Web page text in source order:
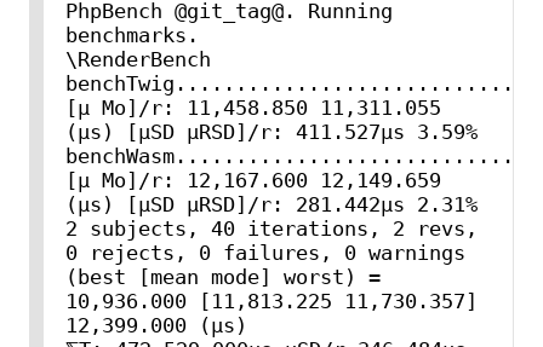
PhpBench @git_tag@. Running
benchmarks.
\RenderBench
[μ Mo]/r: 11,458.850 11,311.055
(μs) [μSD μRSD]/r: 411.527μs 3.59%
[μ Mo]/r: 12,167.600 12,149.659
(μs) [μSD μRSD]/r: 281.442μs 2.31%
2 subjects, 40 iterations, 2 revs,
0 rejects, 0 failures, 0 warnings
(best [mean mode] worst) =
10,936.000 [11,813.225 11,730.357]
12,399.000 (μs)